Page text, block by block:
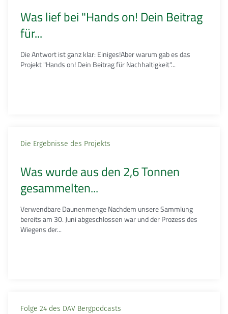
Was lief bei "Hands on! Dein Beitrag
für...
Die Antwort ist ganz klar: Einiges!Aber warum gab es das
Projekt "Hands on! Dein Beitrag für Nachhaltigkeit"...
Die Ergebnisse des Projekts
Was wurde aus den 2,6 Tonnen
gesammelten...
Verwendbare Daunenmenge Nachdem unsere Sammlung
bereits am 30. Juni abgeschlossen war und der Prozess des
Wiegens der...
Folge 24 des DAV Bergpodcasts